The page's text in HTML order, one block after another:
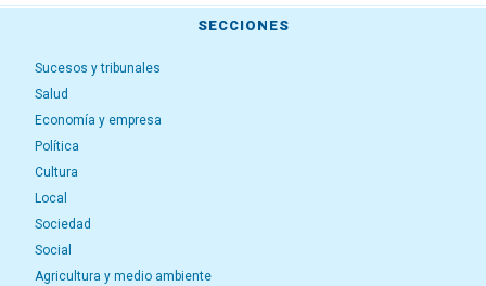
SECCIONES
Sucesos y tribunales
Salud
Economía y empresa
Política
Cultura
Local
Sociedad
Social
Agricultura y medio ambiente